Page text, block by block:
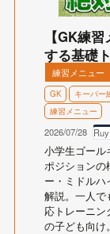
【GK練
する基礎
練習メニュー
GK キーパー
練習メニュー
2026/07/28
小学生ゴール
ポジションの
ー・ミドル
解説。一人で
応トレーニン
の子ども向け。